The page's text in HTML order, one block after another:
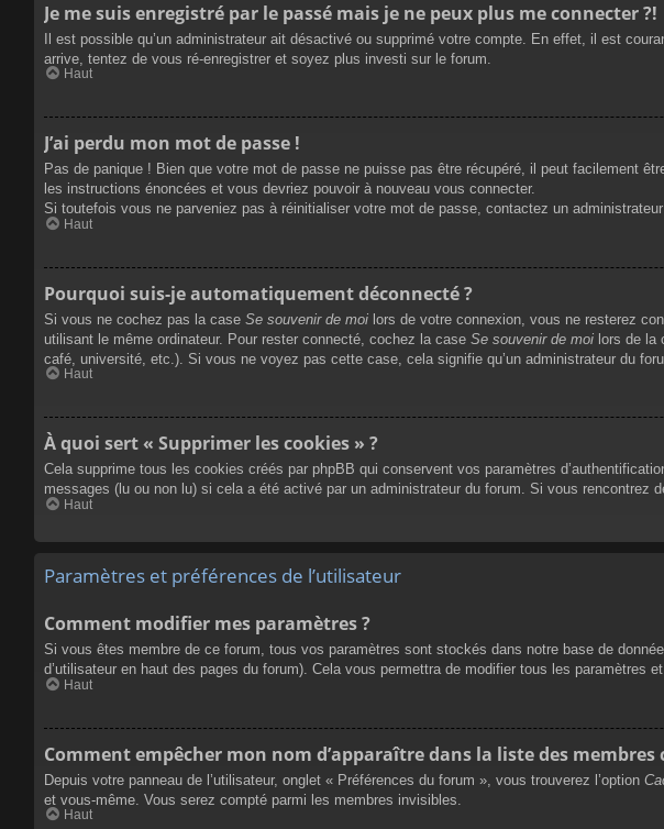
Je me suis enregistré par le passé mais je ne peux plus me connecter ?!
Il est possible qu’un administrateur ait désactivé ou supprimé votre compte. En effet, il est
arrive, tentez de vous ré-enregistrer et soyez plus investi sur le forum.
Haut
J’ai perdu mon mot de passe !
Pas de panique ! Bien que votre mot de passe ne puisse pas être récupéré, il peut facilement
les instructions énoncées et vous devriez pouvoir à nouveau vous connecter.
Si toutefois vous ne parveniez pas à réinitialiser votre mot de passe, contactez un
Haut
Pourquoi suis-je automatiquement déconnecté ?
Si vous ne cochez pas la case Se souvenir de moi lors de votre connexion, vous ne resterez
utilisant le même ordinateur. Pour rester connecté, cochez la case Se souvenir de moi lors de la
café, université, etc.). Si vous ne voyez pas cette case, cela signifie qu’un administrateur du
Haut
À quoi sert « Supprimer les cookies » ?
Cela supprime tous les cookies créés par phpBB qui conservent vos paramètres
messages (lu ou non lu) si cela a été activé par un administrateur du forum. Si vous
Haut
Paramètres et préférences de l’utilisateur
Comment modifier mes paramètres ?
Si vous êtes membre de ce forum, tous vos paramètres sont stockés dans notre base de
d’utilisateur en haut des pages du forum). Cela vous permettra de modifier tous les paramètres
Haut
Comment empêcher mon nom d’apparaître dans la liste des membres
Depuis votre panneau de l’utilisateur, onglet « Préférences du forum », vous trouverez l’option
et vous-même. Vous serez compté parmi les membres invisibles.
Haut